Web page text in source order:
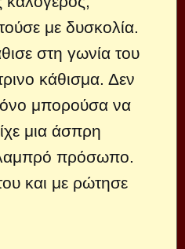
με δυσκολία.
στη γωνία του
κάθισμα. Δεν
μπορούσα να
μια άσπρη
λαμπρό πρόσωπο.
και με ρώτησε